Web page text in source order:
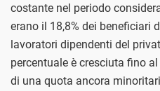
costante nel periodo
erano il 18,8% dei beneficiari
lavoratori dipendenti del
percentuale è cresciuta fino
di una quota ancora